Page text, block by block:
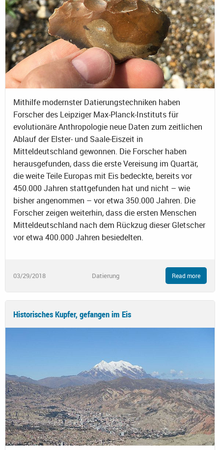
Mithilfe modernster Datierungstechniken haben
Forscher des Leipziger Max-Planck-Instituts für
evolutionäre Anthropologie neue Daten zum zeitlichen
Ablauf der Elster- und Saale-Eiszeit in
Mitteldeutschland gewonnen. Die Forscher haben
herausgefunden, dass die erste Vereisung im Quartär,
die weite Teile Europas mit Eis bedeckte, bereits vor
450.000 Jahren stattgefunden hat und nicht – wie
bisher angenommen – vor etwa 350.000 Jahren. Die
Forscher zeigen weiterhin, dass die ersten Menschen
Mitteldeutschland nach dem Rückzug dieser Gletscher
vor etwa 400.000 Jahren besiedelten.
03/29/2018 Datierung Read more
Historisches Kupfer, gefangen im Eis